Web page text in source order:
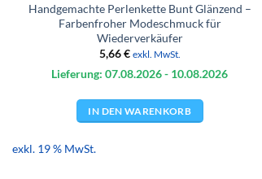
Handgemachte Perlenkette Bunt Glänzend –
Farbenfroher Modeschmuck für
Wiederverkäufer
5,66€ exkl. MwSt.
Lieferung: 07.08.2026- 10.08.2026
IN DEN WARENKORB
exkl. 19 % MwSt.